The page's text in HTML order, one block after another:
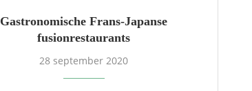
Gastronomische Frans-Japanse
fusionrestaurants
28 september 2020